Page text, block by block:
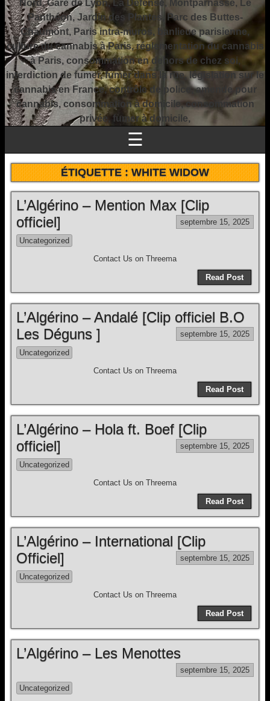
Nord, Gare de Lyon, La Défense, Montparnasse, Le
Panthéon, Jardin des Plantes, Parc des Buttes-
Chaumont, Paris intra-muros, banlieue parisienne,
culture du cannabis à Paris, réglementation du cannabis
à Paris, consommation en dehors de chez soi,
interdiction de fumer, fumer dans la rue, législation sur le
cannabis en France, contrôle de police, amende pour
cannabis, consommation à domicile, consommation
privée, fumer à domicile,
☰
ÉTIQUETTE :WHITE WIDOW
L’Algérino – Mention Max [Clip
officiel]
septembre 15, 2025
Uncategorized
Contact Us on Threema
Read Post
L’Algérino – Andalé [Clip officiel B.O
Les Déguns ]
septembre 15, 2025
Uncategorized
Contact Us on Threema
Read Post
L’Algérino – Hola ft. Boef [Clip
officiel]
septembre 15, 2025
Uncategorized
Contact Us on Threema
Read Post
L’Algérino – International [Clip
Officiel]
septembre 15, 2025
Uncategorized
Contact Us on Threema
Read Post
L’Algérino – Les Menottes
septembre 15, 2025
Uncategorized